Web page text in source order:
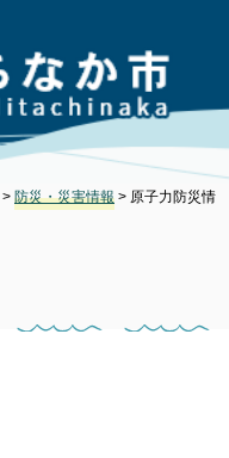
> 防災・災害情報 > 原子力防災情